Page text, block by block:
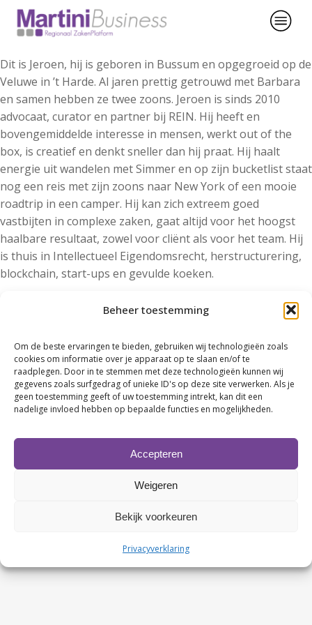
Beheer toestemming
Om de beste ervaringen te bieden, gebruiken wij technologieën zoals
cookies om informatie over je apparaat op te slaan en/of te
raadplegen. Door in te stemmen met deze technologieën kunnen wij
gegevens zoals surfgedrag of unieke ID's op deze site verwerken. Als je
geen toestemming geeft of uw toestemming intrekt, kan dit een
nadelige invloed hebben op bepaalde functies en mogelijkheden.
Accepteren
Weigeren
Bekijk voorkeuren
Privacyverklaring
Dit is Jeroen, hij is geboren in Bussum en opgegroeid op de
Veluwe in ’t Harde. Al jaren prettig getrouwd met Barbara
en samen hebben ze twee zoons. Jeroen is sinds 2010
advocaat, curator en partner bij REIN. Hij heeft en
bovengemiddelde interesse in mensen, werkt out of the
box, is creatief en denkt sneller dan hij praat. Hij haalt
energie uit wandelen met Simmer en op zijn bucketlist staat
nog een reis met zijn zoons naar New York of een mooie
roadtrip in een camper. Hij kan zich extreem goed
vastbijten in complexe zaken, gaat altijd voor het hoogst
haalbare resultaat, zowel voor cliënt als voor het team. Hij
is thuis in Intellectueel Eigendomsrecht, herstructurering,
blockchain, start-ups en gevulde koeken.
Nieuwsgierig welke specialisatie-opleidingen Jeroen als
advocaat en curator heeft gevolgd? Kijk gerust op zijn
profiel:https://www.linkedin.com/in/jeroenmsprangers/
Rabobank nr. NL86 RABO 0107674327